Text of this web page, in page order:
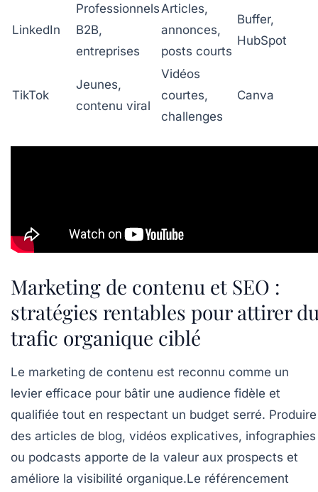
LinkedIn
Professionnels
B2B,
entreprises
Articles,
annonces,
posts courts
Buffer,
HubSpot
TikTok
Jeunes,
contenu viral
Vidéos
courtes,
challenges
Canva
Marketing de contenu et SEO :
stratégies rentables pour attirer
trafic organique ciblé
Le marketing de contenu est reconnu comme un
levier efficace pour bâtir une audience fidèle et
qualifiée tout en respectant un budget serré. Produire
des articles de blog, vidéos explicatives, infographies
ou podcasts apporte de la valeur aux prospects et
améliore la visibilité organique.Le référencement